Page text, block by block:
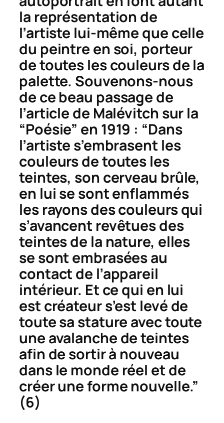
la représentation de
l’artiste lui-même que celle
du peintre en soi, porteur
de toutes les couleurs de la
palette. Souvenons-nous
de ce beau passage de
l’article de Malévitch sur la
“Poésie” en 1919 : “Dans
l’artiste s’embrasent les
couleurs de toutes les
teintes, son cerveau brûle,
en lui se sont enflammés
les rayons des couleurs qui
s’avancent revêtues des
teintes de la nature, elles
se sont embrasées au
contact de l’appareil
intérieur. Et ce qui en lui
est créateur s’est levé de
toute sa stature avec toute
une avalanche de teintes
afin de sortir à nouveau
dans le monde réel et de
créer une forme nouvelle.”
(6)